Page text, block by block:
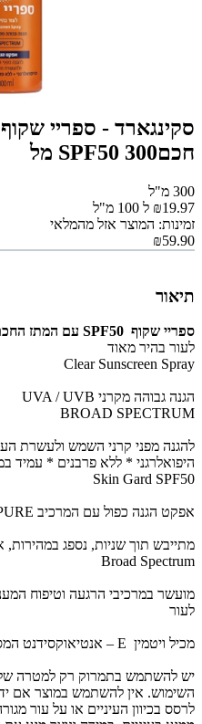
סקינגארד - ספריי
חכםSPF50 300 מל
300 מ"ל
₪19.97 ל 100 מ"ל
זמינות: המוצר אזל מהמלאי
₪59.90
תיאור
ספריי שקוף SPF50 עם המתז החכם לפיזור רחב יותר
לעור בהיר מאוד
Clear Sunscreen Spray
הגנה גבוהה מקרני UVA / UVB
BROAD SPECTRUM
להגנה מפני קרני השמש ולעשרת
היפואלרגני * ללא פרבנים * עמיד
Skin Gard SPF50
אפקט הגנה כפול עם המרכיב ASTA PURE , אצה עשירה בנוגדי חמצון
מתייבש תוך שניות, נספג במהירות,
Broad Spectrum
מועשר במרכיבי הרגעה וטיפוח
לעור
מכיל ויטמין E – אנטיאוקסידנט המסייע במניעת הזדקנות העור
יש להשתמש בתמרוק רק למטרה
השימוש. אין להשתמש במוצר אם
לרסס בכיוון העיניים או על עור